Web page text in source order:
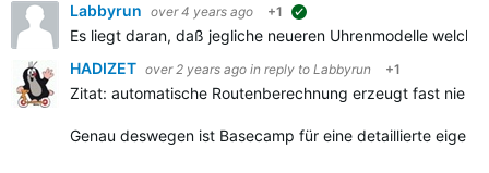
Labbyrun over 4 years ago +1
Es liegt daran, daß jegliche neueren Uhrenmodelle
HADIZET over 2 years ago in reply to Labbyrun +1
Zitat: automatische Routenberechnung erzeugt fast nie
Genau deswegen ist Basecamp für eine detaillierte